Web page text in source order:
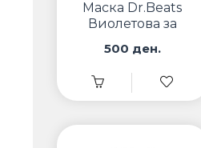
Маска Dr.Beats
Виолетова за
500 ден.